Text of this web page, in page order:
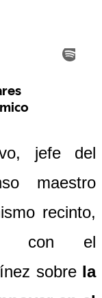
jefe del
maestro
recinto,
con el
sobre la